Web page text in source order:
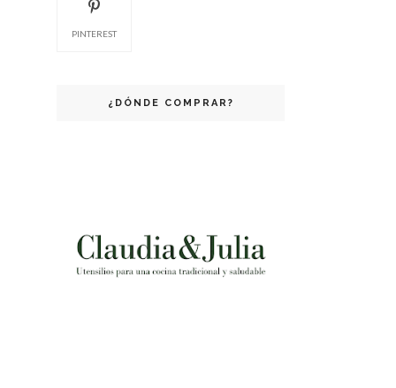
PINTEREST
¿DÓNDE COMPRAR?